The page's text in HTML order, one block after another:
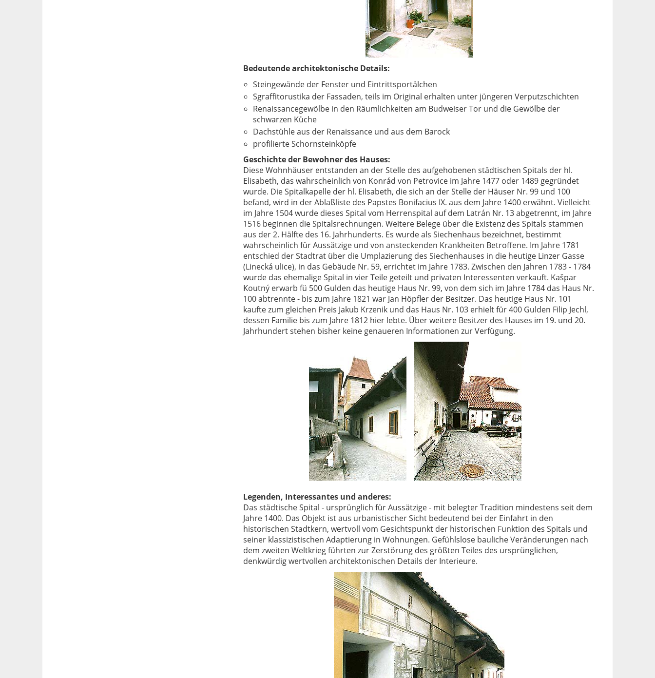
Bedeutende architektonische Details:
Steingewände der Fenster und Eintrittsportälchen
Sgraffitorustika der Fassaden, teils im Original erhalten unter jüngeren Verputzschichten
Renaissancegewölbe in den Räumlichkeiten am Budweiser Tor und die Gewölbe der
schwarzen Küche
Dachstühle aus der Renaissance und aus dem Barock
profilierte Schornsteinköpfe
Geschichte der Bewohner des Hauses:
Diese Wohnhäuser entstanden an der Stelle des aufgehobenen städtischen Spitals der hl.
Elisabeth, das wahrscheinlich von Konrád von Petrovice im Jahre 1477 oder 1489 gegründet
wurde. Die Spitalkapelle der hl. Elisabeth, die sich an der Stelle der Häuser Nr. 99 und 100
befand, wird in der Ablaßliste des Papstes Bonifacius IX. aus dem Jahre 1400 erwähnt. Vielleicht
im Jahre 1504 wurde dieses Spital vom Herrenspital auf dem Latrán Nr. 13 abgetrennt, im Jahre
1516 beginnen die Spitalsrechnungen. Weitere Belege über die Existenz des Spitals stammen
aus der 2. Hälfte des 16. Jahrhunderts. Es wurde als Siechenhaus bezeichnet, bestimmt
wahrscheinlich für Aussätzige und von ansteckenden Krankheiten Betroffene. Im Jahre 1781
entschied der Stadtrat über die Umplazierung des Siechenhauses in die heutige Linzer Gasse
(Linecká ulice), in das Gebäude Nr. 59, errichtet im Jahre 1783. Zwischen den Jahren 1783 - 1784
wurde das ehemalige Spital in vier Teile geteilt und privaten Interessenten verkauft. Kašpar
Koutný erwarb fü 500 Gulden das heutige Haus Nr. 99, von dem sich im Jahre 1784 das Haus Nr.
100 abtrennte - bis zum Jahre 1821 war Jan Höpfler der Besitzer. Das heutige Haus Nr. 101
kaufte zum gleichen Preis Jakub Krzenik und das Haus Nr. 103 erhielt für 400 Gulden Filip Jechl,
dessen Familie bis zum Jahre 1812 hier lebte. Über weitere Besitzer des Hauses im 19. und 20.
Jahrhundert stehen bisher keine genaueren Informationen zur Verfügung.
Legenden, Interessantes und anderes:
Das städtische Spital - ursprünglich für Aussätzige - mit belegter Tradition mindestens seit dem
Jahre 1400. Das Objekt ist aus urbanistischer Sicht bedeutend bei der Einfahrt in den
historischen Stadtkern, wertvoll vom Gesichtspunkt der historischen Funktion des Spitals und
seiner klassizistischen Adaptierung in Wohnungen. Gefühlslose bauliche Veränderungen nach
dem zweiten Weltkrieg führten zur Zerstörung des größten Teiles des ursprünglichen,
denkwürdig wertvollen architektonischen Details der Interieure.